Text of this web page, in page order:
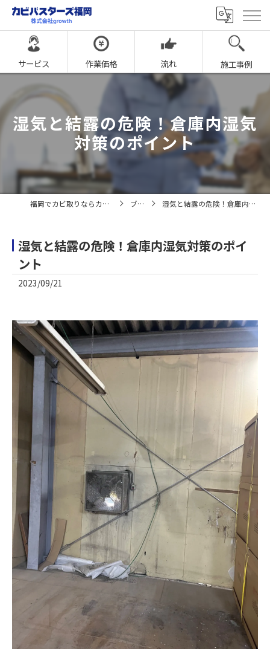
サービス 作業価格 流れ 施工事例
湿気と結露の危険！倉庫内湿気
対策のポイント
福岡でカビ取りならカビバスターズ福岡 ブログ 湿気と結露の危険！倉庫内湿気対策のポイント
湿気と結露の危険！倉庫内湿気対策のポイ
ント
2023/09/21